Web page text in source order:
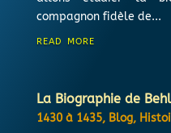
compagnon fidèle de...
read more
La Biographie de
1430 à 1435, Blog,